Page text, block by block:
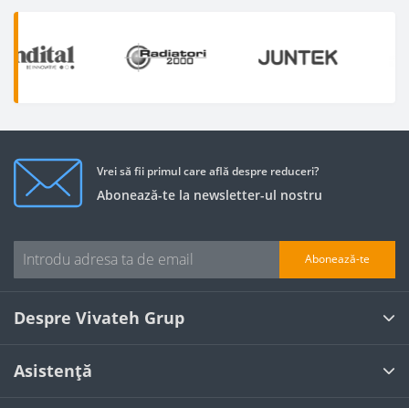
Vrei să fii primul care află despre reduceri?
Abonează-te la newsletter-ul nostru
Abonează-te
Despre Vivateh Grup
Asistență